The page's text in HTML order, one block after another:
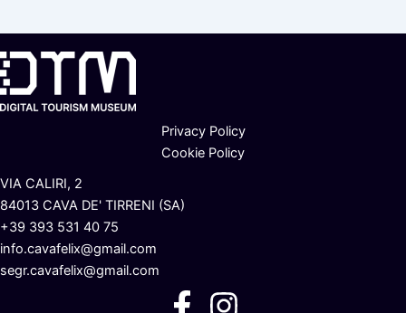
Privacy Policy
Cookie Policy
VIA CALIRI, 2
84013 CAVA DE' TIRRENI (SA)
+39 393 531 40 75
info.cavafelix@gmail.com
segr.cavafelix@gmail.com